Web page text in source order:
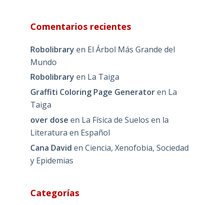
Comentarios recientes
Robolibrary en El Árbol Más Grande del
Mundo
Robolibrary en La Taiga
Graffiti Coloring Page Generatoren La
Taiga
over dose en La Física de Suelos en la
Literatura en Español
Cana David en Ciencia, Xenofobia, Sociedad
y Epidemias
Categorías